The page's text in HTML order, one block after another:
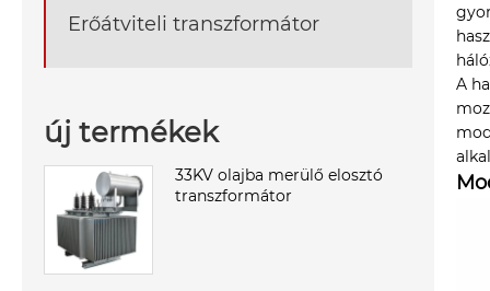
Erőátviteli transzformátor
új termékek
33KV olajba merülő elosztó
transzformátor
A